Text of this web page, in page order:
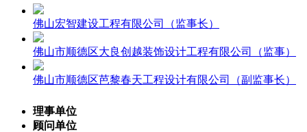
佛山宏智建设工程有限公司（监事长）
佛山市顺德区大良创越装饰设计工程有限公司（监事）
佛山市顺德区芭黎春天工程设计有限公司（副监事长）
理事单位
顾问单位